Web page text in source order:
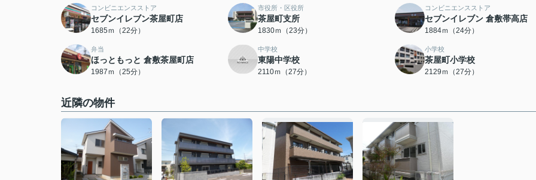
コンビニエンスストア
セブンイレブン茶屋町店
1685ｍ（22分）
市役所・区役所
茶屋町支所
1830ｍ（23分）
コンビニエンスストア
セブンイレブン 倉敷帯高店
1884ｍ（24分）
弁当
ほっともっと 倉敷茶屋町店
1987ｍ（25分）
中学校
東陽中学校
2110ｍ（27分）
小学校
茶屋町小学校
2129ｍ（27分）
近隣の物件